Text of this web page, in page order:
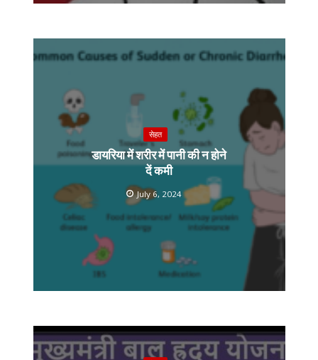
सेहत
डायरिया में शरीर में पानी की न होने
दें कमी
July 6, 2024